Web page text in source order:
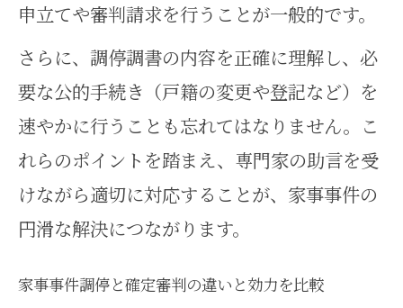
申立てや審判請求を行うことが一般的です。
さらに、調停調書の内容を正確に理解し、必
要な公的手続き（戸籍の変更や登記など）を
速やかに行うことも忘れてはなりません。こ
れらのポイントを踏まえ、専門家の助言を受
けながら適切に対応することが、家事事件の
円滑な解決につながります。
家事事件調停と確定審判の違いと効力を比較